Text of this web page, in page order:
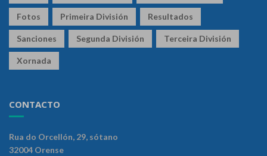
Fotos Primeira División Resultados
Sanciones Segunda División Terceira División
Xornada
CONTACTO
Rua do Orcellón, 29, sótano
32004 Orense